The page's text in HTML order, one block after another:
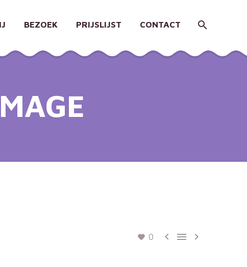
BEZOEK PRIJSLIJST CONTACT
0   